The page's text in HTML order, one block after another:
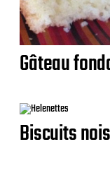
Gâteau
Biscuits